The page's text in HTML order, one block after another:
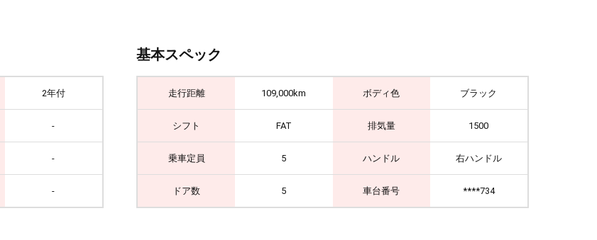
2年付
-
-
-
基本スペック
走行距離 109,000km ボディ色 ブラック
シフト FAT 排気量 1500
乗車定員 5 ハンドル 右ハンドル
ドア数 5 車台番号 ****734